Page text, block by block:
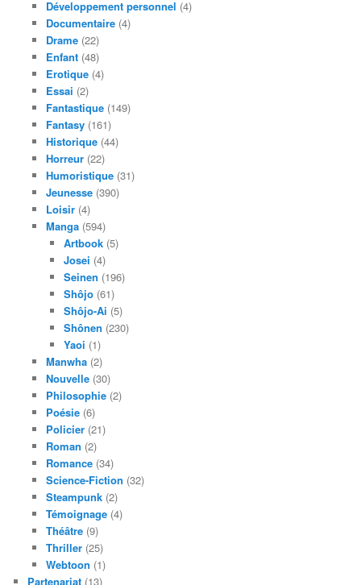
Développement personnel (4)
Documentaire(4)
Drame(22)
Enfant(48)
Erotique(4)
Essai (2)
Fantastique(149)
Fantasy(161)
Historique(44)
Horreur(22)
Humoristique(31)
Jeunesse(390)
Loisir(4)
Manga(594)
Artbook (5)
Josei (4)
Seinen (196)
Shôjo (61)
Shôjo-Ai (5)
Shônen (230)
Yaoi (1)
Manwha(2)
Nouvelle(30)
Philosophie(2)
Poésie(6)
Policier(21)
Roman (2)
Romance(34)
Science-Fiction (32)
Steampunk(2)
Témoignage(4)
Théâtre(9)
Thriller(25)
Webtoon (1)
Partenariat (13)